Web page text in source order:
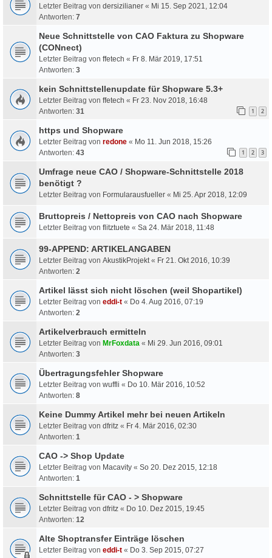
Letzter Beitrag von dersizilianer « Mi 15. Sep 2021, 12:04
Antworten: 7
Neue Schnittstelle von CAO Faktura zu Shopware
(CONnect)
Letzter Beitrag von ffetech « Fr 8. Mär 2019, 17:51
Antworten: 3
kein Schnittstellenupdate für Shopware 5.3+
Letzter Beitrag von ffetech « Fr 23. Nov 2018, 16:48
Antworten: 31 1 2
https und Shopware
Letzter Beitrag von redone « Mo 11. Jun 2018, 15:26
Antworten: 43 1 2 3
Umfrage neue CAO / Shopware-Schnittstelle 2018
benötigt ?
Letzter Beitrag von Formularausfueller « Mi 25. Apr 2018, 12:09
Bruttopreis / Nettopreis von CAO nach Shopware
Letzter Beitrag von flitztuete « Sa 24. Mär 2018, 11:48
99-APPEND: ARTIKELANGABEN
Letzter Beitrag von AkustikProjekt « Fr 21. Okt 2016, 10:39
Antworten: 2
Artikel lässt sich nicht löschen (weil Shopartikel)
Letzter Beitrag von eddi-t « Do 4. Aug 2016, 07:19
Antworten: 2
Artikelverbrauch ermitteln
Letzter Beitrag von MrFoxdata « Mi 29. Jun 2016, 09:01
Antworten: 3
Übertragungsfehler Shopware
Letzter Beitrag von wuffli « Do 10. Mär 2016, 10:52
Antworten: 8
Keine Dummy Artikel mehr bei neuen Artikeln
Letzter Beitrag von dfritz « Fr 4. Mär 2016, 02:30
Antworten: 1
CAO -> Shop Update
Letzter Beitrag von Macavity « So 20. Dez 2015, 12:18
Antworten: 1
Schnittstelle für CAO - > Shopware
Letzter Beitrag von dfritz « Do 10. Dez 2015, 19:45
Antworten: 12
Alte Shoptransfer Einträge löschen
Letzter Beitrag von eddi-t « Do 3. Sep 2015, 07:27